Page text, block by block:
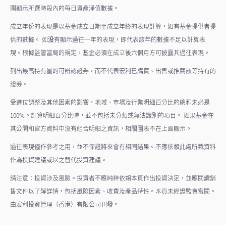
圖顯示所選時段內的每日資產淨值數據。
成立年份的表現是以基金成立日期至成立年終的表現計算，如有基金提供者提
供的數據。 如没有顯示過往一年的表現，即代表該年的數據不足以計算表
現。根據監管當局的規定，基金必須在成立後六個月方可披露其過往表現。
列出最高持有量的可辨認證券，而不代表宏利已購買、出售或推薦該等持有的
證券。
受進位調整及其他因素的影響，地域、市場及行業明細百分比的總和未必是
100%。計算明細百分比時，並不包括未分類或無法識別的項目。 如果基金在
其公開和官方資料中沒有組合明細之資訊，相關圖表不在上面顯示。
過往表現僅作參考之用，並不保證將來會有相同結果。不應依賴此處所載資料
作為投資建議或以之替代投資建議。
請注意：投資涉及風險。投資者不應純粹依賴本頁作出投資決定，並應閱讀銷
售文件以了解詳情，包括風險因素、收費及產品特性。本頁未經證監會審閱。
由宏利投資管理（香港）有限公司刊發。